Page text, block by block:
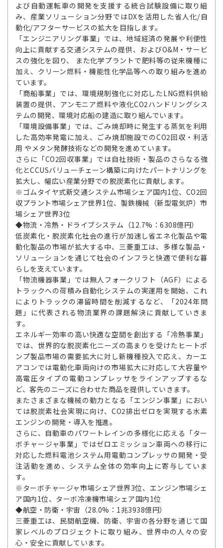
よび自動運転車の開発を支援する統合試験設備に取り組
み、産業ソリューション分野ではDXを活用した省人化/自
動化/アフターサービスの拡大を目指します。
「エンジニアリング事業」では、地域経済の発展や利便性
向上に貢献する交通システムの提供、およびO&M・サービ
スの強化を図り、 また化学プラントで肥料等の従来機種に
加え、クリーン燃料・機能性化学品等への取り組みを進め
ています。
「商船事業」では、環境規制強化に対応したLNG燃料供給
装置の提供、アンモニア燃料や液化CO2ハンドリングシス
テムの開発、環境対応船の建造に取り組んでいます。
「環境設備事業」では、ごみ焼却時に発生する蒸気を利用
した高効率発電に加え、ごみ焼却施設でのCO2回収・利活
用 やメタン発酵技術などの開発を進めています。
さらに「CO2回収事業」では自社技術・製品のさらなる強
化とCCUSバリューチェーン構築に向けたパートナリングを
拡大し、幅広い産業分野での脱炭素化に貢献します。
※ゴムタイヤ式新交通システム市場シェア国内1位、CO2回
収プラント市場シェア世界1位、製鉄機械（新型電気炉）市
場シェア世界3位
◆物流・冷熱・ドライブシステム（12.7%：6308億円）
低炭素化・脱炭素化社会の進行が加速し省エネ化製品や電
動化製品の市場が拡大する中、三菱重工は、多様な製品・
ソリューションを通じて社会のインフラと快適で便利な暮
らしを支えています。
「物流機器事業」では無人フォークリフト（AGF）による
トラックへの荷積み自動化システムの実運用を開始、これ
によりトラックの滞留時間を削減するなど、「2024年問
題」に代表される物流業界の課題解決に貢献していきま
す。
エネルギー効率の高い快適な空間を創出する「冷熱事業」
では、世界的な脱炭素化ニーズの高まりを受けたヒートポ
ンプ製品市場の需要拡大に対し新機種投入で応え、カーエ
アコンでは電動化車両向けの市場拡大に対応して大容量や
高電圧タイプの電動コンプレッサをラインアップするな
ど、客先のニーズに合わせた商品を提供していきます。
またさまざまな機械の動力となる「エンジン事業」におい
ては脱炭素社会実現に向け、CO2排出ゼロを実現する水素
エンジンの開発・導入を推進。
さらに、自動車のパワートレインの多様化に応える「ター
ボチャージャ事業」ではゼロエミッション車両への移行に
対応した燃料電池システム用電動コンプレッサの開発・受
注活動を進め、システム全体の効率向上に寄与していま
す。
※ターボチャージャ市場シェア世界3位、エンジン市場シェ
ア国内1位、ターボ冷凍機市場シェア国内1位
◆航空・防衛・宇宙（28.0%：1兆3938億円）
三菱重工は、民間航空機、防衛、宇宙の各分野を通じて国
家レベルのプロジェクトに取り組み、世界中の人々の安
心・安全に貢献しています。